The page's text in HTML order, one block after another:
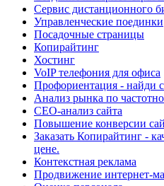
Сервис дистанционного
Управленческие поединки
Посадочные страницы
Копирайтинг
Хостинг
VoIP телефония для офиса
Профориентация - найди
Анализ рынка по
СЕО-анализ сайта
Повышение конверсии
Заказать Копирайтинг -
цене.
Контекстная реклама
Продвижение интернет-